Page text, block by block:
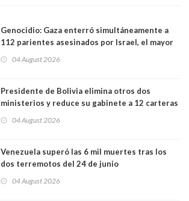
Genocidio: Gaza enterró simultáneamente a
112 parientes asesinados por Israel, el mayor
muertos figuran 44 niños y nueve ancianos
04 August 2026
Presidente de Bolivia elimina otros dos
ministerios y reduce su gabinete a 12 carteras
04 August 2026
Venezuela superó las 6 mil muertes tras los
dos terremotos del 24 de junio
04 August 2026